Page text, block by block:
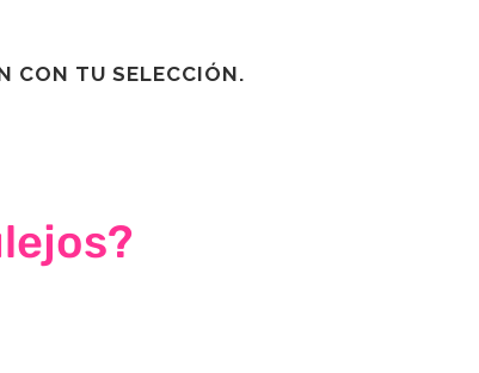
CON TU SELECCIÓN.